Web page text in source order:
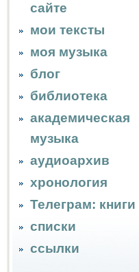
сайте
мои тексты
моя музыка
блог
библиотека
академическая
музыка
аудиоархив
хронология
Телеграм: книги
списки
ссылки